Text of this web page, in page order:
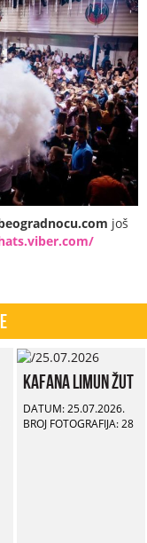
još
Kafana Limun Žut
DATUM: 25.07.2026.
BROJ FOTOGRAFIJA: 28